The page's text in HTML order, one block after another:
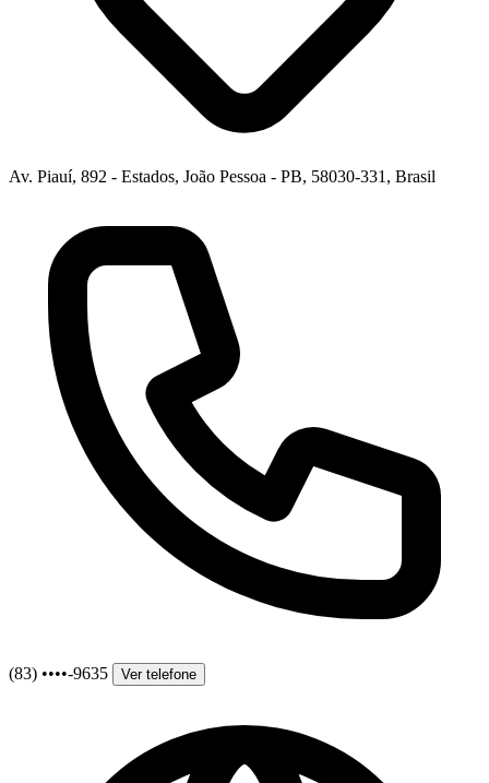
Av. Piauí, 892 - Estados, João Pessoa - PB, 58030-331, Brasil
(83) ••••-9635 Ver telefone